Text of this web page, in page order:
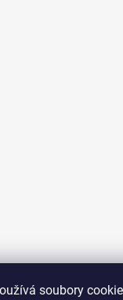
soubory